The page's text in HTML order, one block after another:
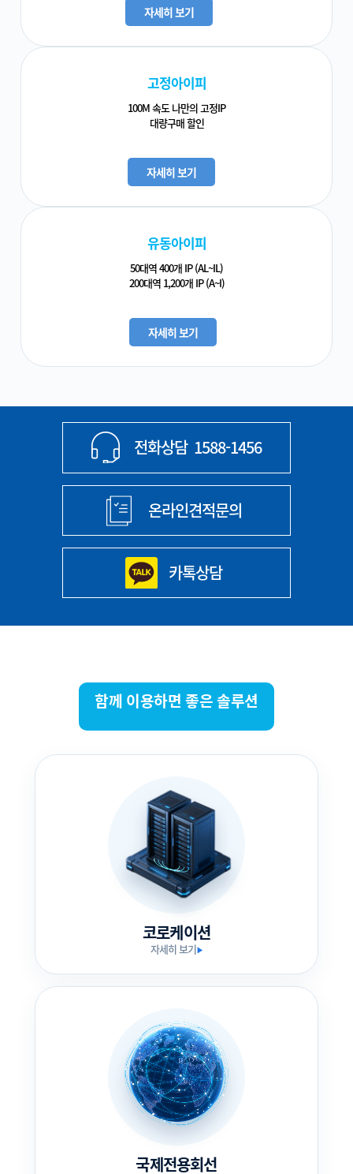
자세히 보기
고정아이피
100M 속도 나만의 고정IP
대량구매 할인
자세히 보기
유동아이피
50대역 400개 IP (AL~IL)
200대역 1,200개 IP (A~I)
자세히 보기
전화상담 1588-1456
온라인견적문의
카톡상담
함께 이용하면 좋은 솔루션
코로케이션
자세히 보기▶
국제전용회선